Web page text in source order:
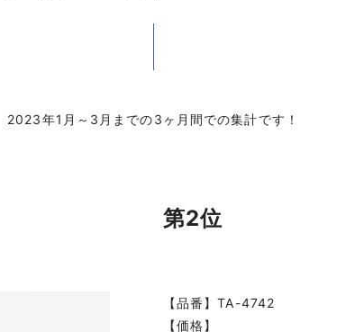
2023年1月～3月までの3ヶ月間での集計です！
第2位
【品番】TA-4742
【価格】